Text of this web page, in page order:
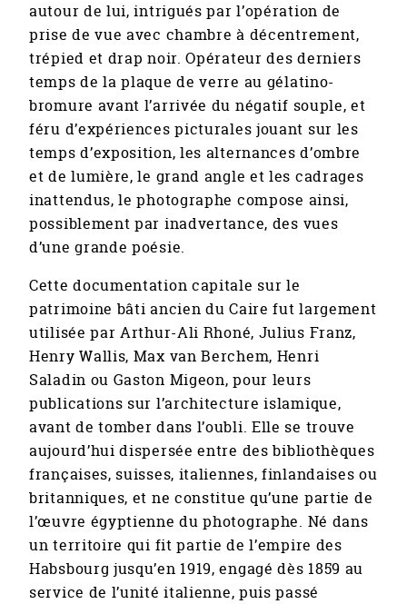
autour de lui, intrigués par l’opération de
prise de vue avec chambre à décentrement,
trépied et drap noir. Opérateur des derniers
temps de la plaque de verre au gélatino-
bromure avant l’arrivée du négatif souple, et
féru d’expériences picturales jouant sur les
temps d’exposition, les alternances d’ombre
et de lumière, le grand angle et les cadrages
inattendus, le photographe compose ainsi,
possiblement par inadvertance, des vues
d’une grande poésie.
Cette documentation capitale sur le
patrimoine bâti ancien du Caire fut largement
utilisée par Arthur-Ali Rhoné, Julius Franz,
Henry Wallis, Max van Berchem, Henri
Saladin ou Gaston Migeon, pour leurs
publications sur l’architecture islamique,
avant de tomber dans l’oubli. Elle se trouve
aujourd’hui dispersée entre des bibliothèques
françaises, suisses, italiennes, finlandaises ou
britanniques, et ne constitue qu’une partie de
l’œuvre égyptienne du photographe. Né dans
un territoire qui fit partie de l’empire des
Habsbourg jusqu’en 1919, engagé dès 1859 au
service de l’unité italienne, puis passé